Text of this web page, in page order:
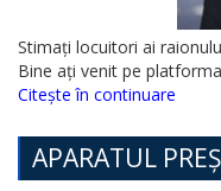
Stimați locuitori ai
Bine ați venit pe
Citește în continuare
APARATUL